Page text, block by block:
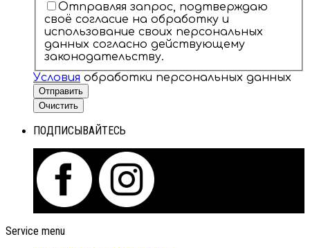
Отправляя запрос, подтверждаю
своё согласие на обработку и
использование своих персональных
данных согласно действующему
законодательству.
Условия обработки персональных данных
Отправить
Очистить
ПОДПИСЫВАЙТЕСЬ
Service menu